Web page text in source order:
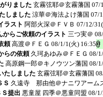
りました 玄霧弦耶＠玄霧藩国 07/
しました 涼華＠海法よけ藩国 07/
ラスト 阿部火深＠ＦＶＢ 07/12/
からご依頼のイラスト 三つ実＠
頼 高渡＠ＦＥＧ 08/1/1(火) 16:35
らの依頼 久珂あゆみ＠ＦＥＧ 08/
高原鋼一郎＠キノウツン藩国 08/
たしました 玄霧弦耶＠玄霧藩国
Ｓ 久遠寺 那由他＠ナニワアーム
提出 悪童屋 四季＠悪童同盟 08/